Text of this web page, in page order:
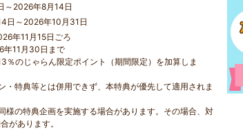
～2026年8月14日
日～2026年10月31日
年11月15日ごろ
年11月30日まで
％のじゃらん限定ポイント（期間限定）を加算しま
・特典等とは併用できず、本特典が優先して適用されま
様の特典企画を実施する場合があります。その場合、対
があります。